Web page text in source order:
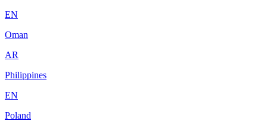
EN
Oman
AR
Philippines
EN
Poland